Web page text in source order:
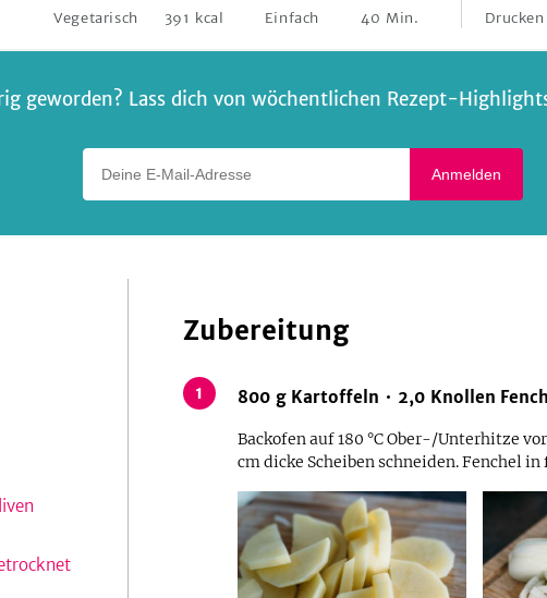
Vegetarisch 391 kcal Einfach 40 Min. Drucken
geworden? Lass dich von wöchentlichen Rezept-
Anmelden
Zubereitung
1 800 g Kartoffeln 2,0 Knollen
Backofen auf 180 °C Ober-/Unterhitze
cm dicke Scheiben schneiden. Fenchel